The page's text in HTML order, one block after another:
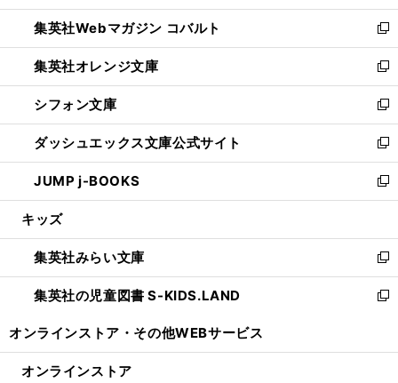
開
く
ウ
で
開
く
ン
ド
ウ
で
開
く
ウ
ィ
ン
ド
ウ
で
開
く
集英社Webマガジン コバルト
新
し
い
ウ
ィ
ン
ド
ウ
で
開
集英社オレンジ文庫
新
し
い
ウ
ィ
ン
ド
ウ
開
く
シフォン文庫
新
し
い
ウ
ィ
ン
ウ
で
開
く
ダッシュエックス文庫公式サイト
新
し
い
ウ
ン
ド
ウ
で
JUMP j-BOOKS
新
し
ウ
ィ
ン
ド
開
キッズ
集英社みらい文庫
新
し
い
ン
集英社の児童図書 S-KIDS.LAND
新
ウ
オンラインストア・ その他WEBサービス
オンラインストア